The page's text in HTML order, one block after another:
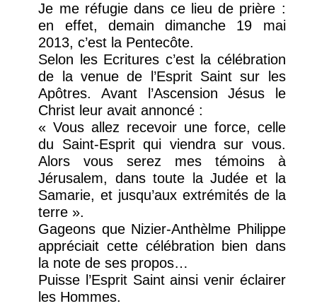
Je me réfugie dans ce lieu de prière :
en effet, demain dimanche 19 mai
2013, c’est la Pentecôte.
Selon les Ecritures c’est la célébration
de la venue de l’Esprit Saint sur les
Apôtres. Avant l’Ascension Jésus le
Christ leur avait annoncé :
« Vous allez recevoir une force, celle
du Saint-Esprit qui viendra sur vous.
Alors vous serez mes témoins à
Jérusalem, dans toute la Judée et la
Samarie, et jusqu’aux extrémités de la
terre ».
Gageons que Nizier-Anthèlme Philippe
appréciait cette célébration bien dans
la note de ses propos…
Puisse l’Esprit Saint ainsi venir éclairer
les Hommes.